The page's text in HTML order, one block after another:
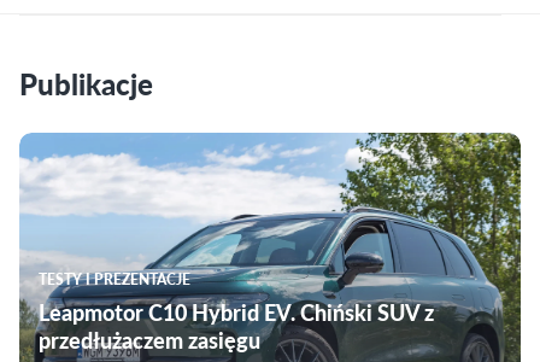
Publikacje
TESTY I PREZENTACJE
Leapmotor C10 Hybrid EV. Chiński SUV z
przedłużaczem zasięgu